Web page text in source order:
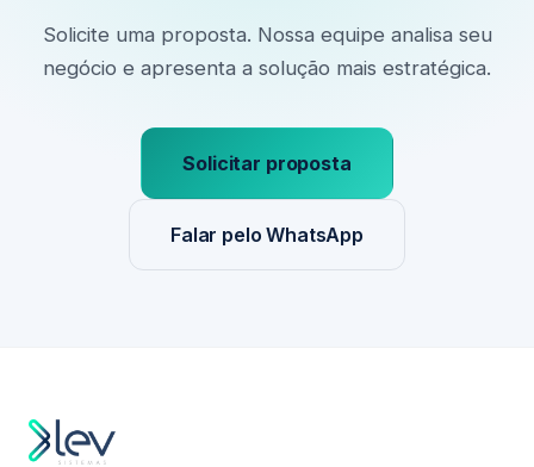
Solicite uma proposta. Nossa equipe analisa seu
negócio e apresenta a solução mais estratégica.
Solicitar proposta
Falar pelo WhatsApp